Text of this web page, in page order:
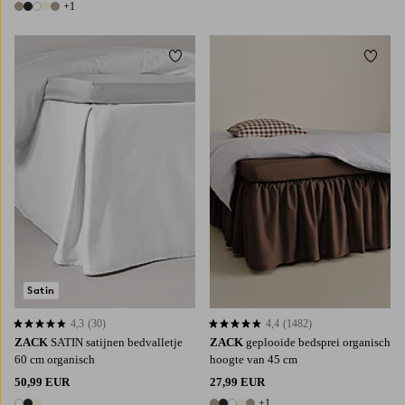
6 kleuren
+1
ZACK SATIN satijnen bedvalletje
60 cm organisch
50,99 EUR
4,3 op basis van 30 beoordelingen
4,3 (30)
Satin
Toevoegen aan favorieten
90X200120X200
180X200
ZACK geplooide bedsprei organisch
hoogte van 45 cm
27,99 EUR
4,4 op basis van 1482 beoordelingen
4,4 (1482)